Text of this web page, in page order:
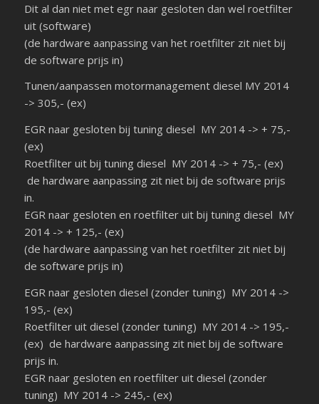
Dit al dan niet met egr naar gesloten dan wel roetfilter
uit (software)
(de hardware aanpassing van het roetfilter zit niet bij
de software prijs in)
Tunen/aanpassen motormanagement diesel MY 2014
-> 305,- (ex)
EGR naar gesloten bij tuning diesel MY 2014 -> + 75,-
(ex)
Roetfilter uit bij tuning diesel MY 2014 -> + 75,- (ex)
de hardware aanpassing zit niet bij de software prijs
in.
EGR naar gesloten en roetfilter uit bij tuning diesel MY
2014 -> + 125,- (ex)
(de hardware aanpassing van het roetfilter zit niet bij
de software prijs in)
EGR naar gesloten diesel (zonder tuning) MY 2014 ->
195,- (ex)
Roetfilter uit diesel (zonder tuning) MY 2014 -> 195,-
(ex) de hardware aanpassing zit niet bij de software
prijs in.
EGR naar gesloten en roetfilter uit diesel (zonder
tuning) MY 2014 -> 245,- (ex)